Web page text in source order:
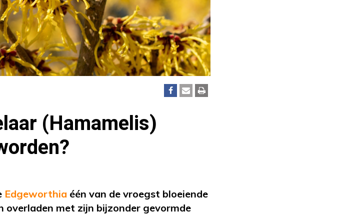
(Hamamelis)
Edgeworthia één van de vroegst bloeiende
met zijn bijzonder gevormde